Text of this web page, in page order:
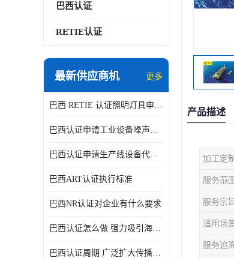
巴西认证
RETIE认证
最新供应商机 更多
巴西 RETIE 认证照明灯具申请 RETIE 认证
巴西认证申请工业设备噪声控制认证规范
巴西认证申请生产线设备代理机构选择
巴西ART认证执行标准
巴西NR认证对企业有什么要求
巴西认证怎么做 强力吸引海外投资
巴西认证周期 广泛扩大传播范围
产品描述
加工定制
服务范围
服务宗
适用场
服务追